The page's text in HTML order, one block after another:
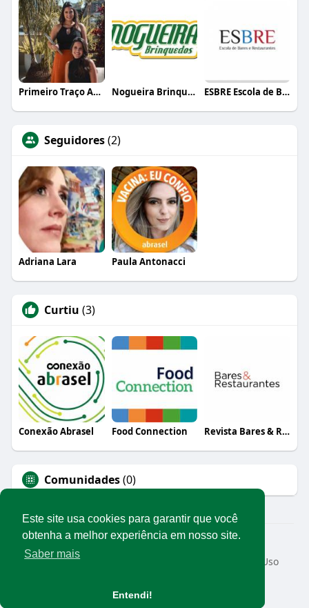
Este site usa cookies para garantir que você
obtenha a melhor experiência em nosso site.
Saber mais
Entendi!
Primeiro Traço Arquitetura Nogueira Brinquedos ESBRE Escola de Bares e Restaurantes
Seguidores(2)
Adriana Lara Paula Antonacci
Curtiu (3)
Conexão Abrasel Food Connection Revista Bares & Restaurantes
Comunidades(0)
© 2026 Rede Abrasel
Início
Sobre
Termos de Uso